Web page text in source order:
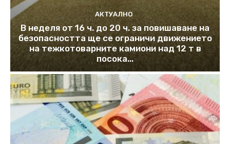
АКТУАЛНО
В неделя от 16 ч. до 20 ч. за повишаване на
безопасността ще се ограничи движението
на тежкотоварните камиони над 12 т в
посока...